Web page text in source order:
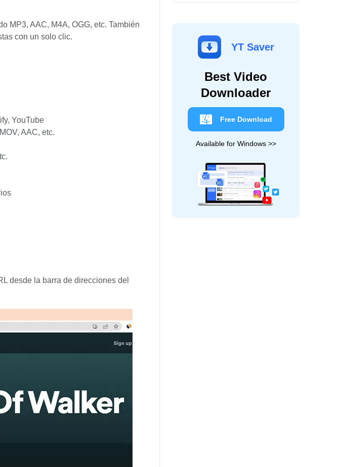
MP3, AAC, M4A, OGG, etc. También
con un solo clic.
YouTube
AAC, etc.
desde la barra de direcciones del
YT Saver
Best Video
Downloader
Free Download
Available for Windows >>